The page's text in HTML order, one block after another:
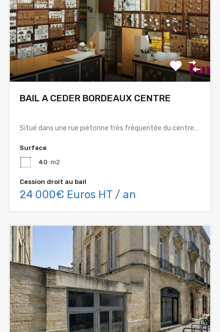
BAIL A CEDER BORDEAUX CENTRE
Situé dans une rue piétonne très fréquentée du centre…
Surface
40 m2
Cession droit au bail
24 000€ Euros HT / an